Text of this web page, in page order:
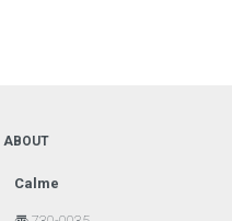
ABOUT
Calme